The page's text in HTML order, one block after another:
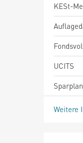
KESt-
UCITS
Sparplan
Weitere